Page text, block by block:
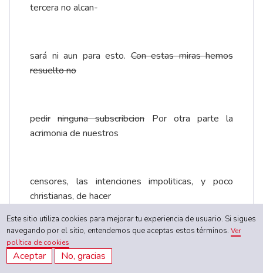
tercera no alcan-
sará ni aun para esto.Con estas miras hemos
resuelto no
pedir ninguna subscribcionPor otra parte la
acrimonia de nuestros
censores, las intenciones impoliticas, y poco
christianas, de hacer
sospechoso el papel mas inosente nos obliga á
no recibir nueva
Este sitio utiliza cookies para mejorar tu experiencia de usuario. Si sigues
navegando por el sitio, entendemos que aceptas estos términos.Ver
política de cookies
Aceptar No, gracias